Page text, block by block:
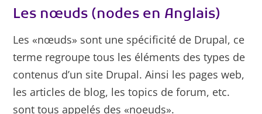
Les nœuds (nodes en Anglais)
Les «nœuds» sont une spécificité de Drupal, ce
terme regroupe tous les éléments des types de
contenus d’un site Drupal. Ainsi les pages web,
les articles de blog, les topics de forum, etc.
sont tous appelés des «noeuds».